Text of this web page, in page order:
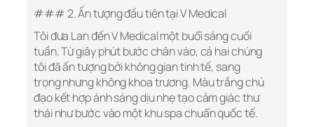
### 2. Ấn tượng đầu tiên tại V Medical
Tôi đưa Lan đến V Medical một buổi sáng cuối
tuần. Từ giây phút bước chân vào, cả hai chúng
tôi đã ấn tượng bởi không gian tinh tế, sang
trọng nhưng không khoa trương. Màu trắng chủ
đạo kết hợp ánh sáng dịu nhẹ tạo cảm giác thư
thái như bước vào một khu spa chuẩn quốc tế.